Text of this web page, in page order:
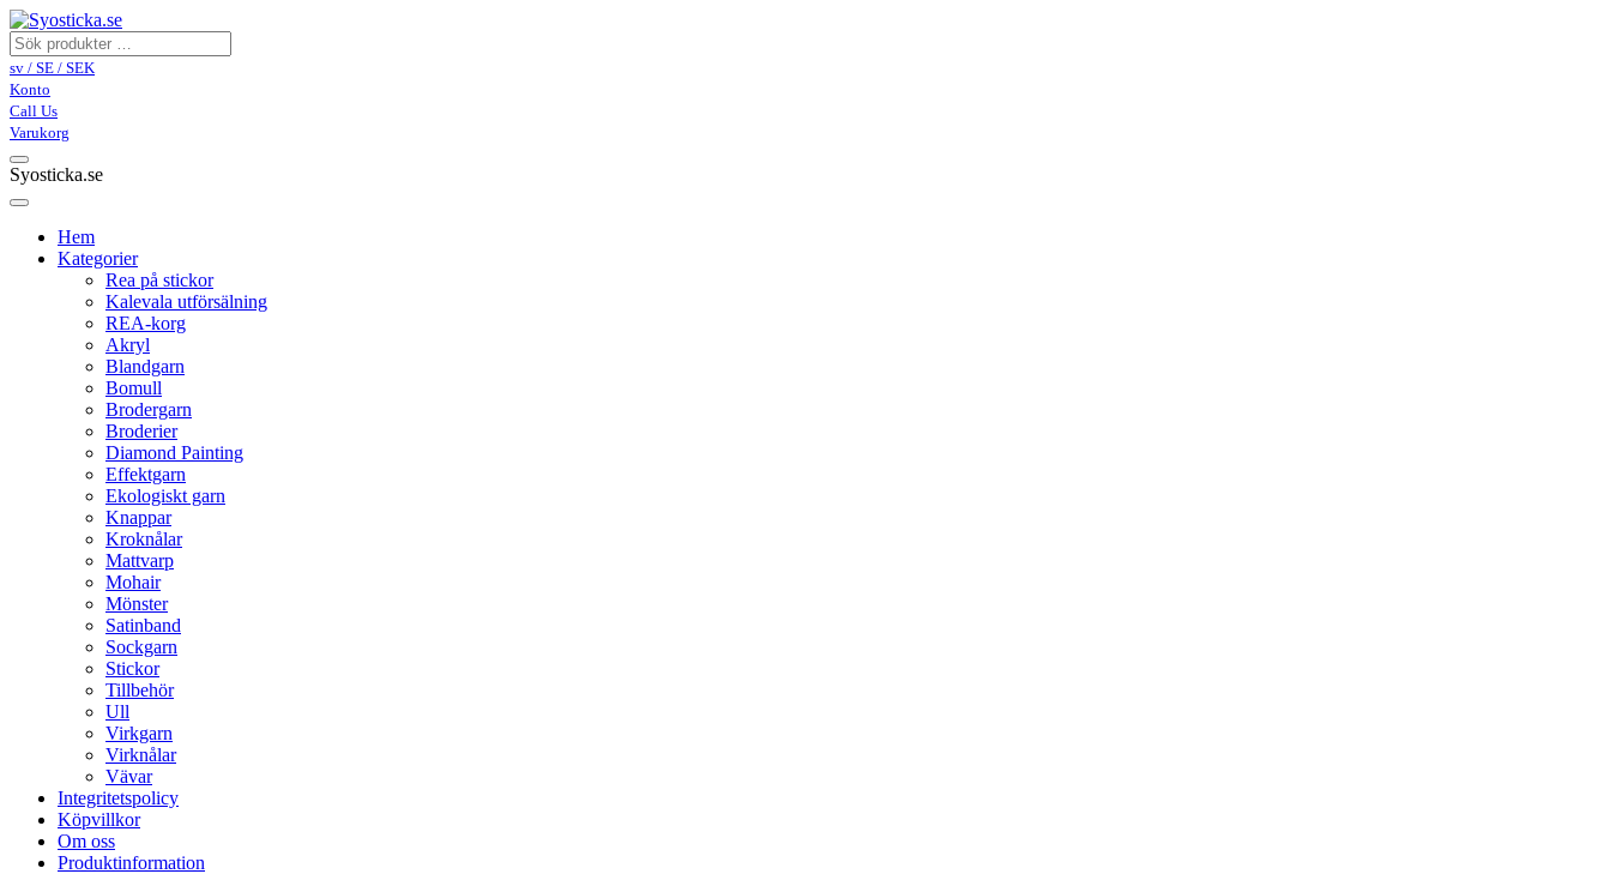
sv / SE / SEK
Konto
Call Us
Varukorg
Syosticka.se
Hem
Kategorier
Rea på stickor
Kalevala utförsälning
REA-korg
Akryl
Blandgarn
Bomull
Brodergarn
Broderier
Diamond Painting
Effektgarn
Ekologiskt garn
Knappar
Kroknålar
Mattvarp
Mohair
Mönster
Satinband
Sockgarn
Stickor
Tillbehör
Ull
Virkgarn
Virknålar
Vävar
Integritetspolicy
Köpvillkor
Om oss
Produktinformation